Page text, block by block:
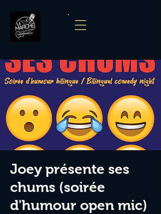
Joey présente ses
chums (soirée
d'humour open mic)